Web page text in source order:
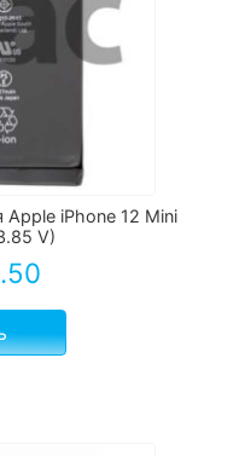
Apple iPhone 12 Mini
V)